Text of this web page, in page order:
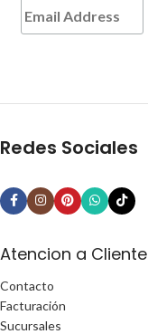
Redes Sociales
Atencion a Cliente
Contacto
Facturación
Sucursales